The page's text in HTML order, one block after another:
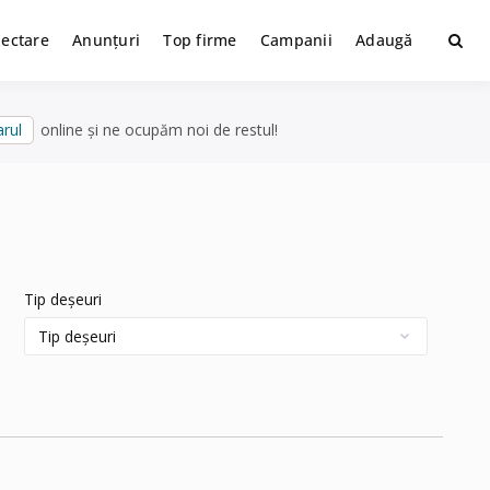
Anunțuri Top firme Campanii Adaugă
online și ne ocupăm noi de restul!
Tip deșeuri